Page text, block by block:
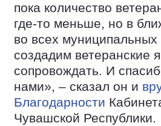
пока количество
где-то меньше, но в
во всех муниципальных
создадим ветеранские
сопровождать. И
нами», – сказал он и
Благодарности
Чувашской Республики.